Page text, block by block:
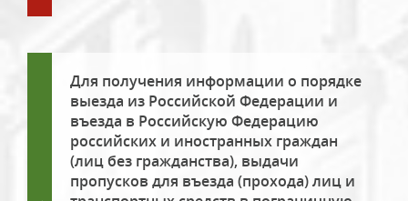
Для получения информации о порядке
выезда из Российской Федерации и
въезда в Российскую Федерацию
российских и иностранных граждан
(лиц без гражданства), выдачи
пропусков для въезда (прохода) лиц и